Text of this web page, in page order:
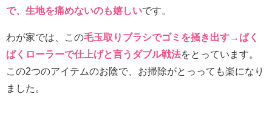
で、生地を痛めないのも嬉しいです。
わが家では、この毛玉取りブラシでゴミを掻き出す→ ぱく
ぱくローラーで仕上げと言うダブル戦法をとっています。
この2つのアイテムのお陰で、お掃除がとっっても楽になり
ました。